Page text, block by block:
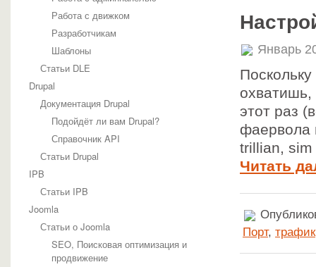
Работа с движком
Разработчикам
Шаблоны
Статьи DLE
Drupal
Документация Drupal
Подойдёт ли вам Drupal?
Справочник API
Статьи Drupal
IPB
Статьи IPB
Joomla
Статьи о Joomla
SEO, Поисковая оптимизация и
продвижение
Январь
этот раз
фаервола
trillian, sim
Читать
Порт, трафик